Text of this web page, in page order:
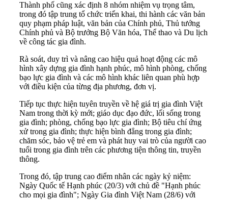
Thành phố cũng xác định 8 nhóm nhiệm vụ trọng tâm,
trong đó tập trung tổ chức triển khai, thi hành các văn bản
quy phạm pháp luật, văn bản của Chính phủ, Thủ tướng
Chính phủ và Bộ trưởng Bộ Văn hóa, Thể thao và Du lịch
về công tác gia đình.
Rà soát, duy trì và nâng cao hiệu quả hoạt động các mô
hình xây dựng gia đình hạnh phúc, mô hình phòng, chống
bạo lực gia đình và các mô hình khác liên quan phù hợp
với điều kiện của từng địa phương, đơn vị.
Tiếp tục thực hiện tuyên truyền về hệ giá trị gia đình Việt
Nam trong thời kỳ mới; giáo dục đạo đức, lối sống trong
gia đình; phòng, chống bạo lực gia đình; Bộ tiêu chí ứng
xử trong gia đình; thực hiện bình đẳng trong gia đình;
chăm sóc, bảo vệ trẻ em và phát huy vai trò của người cao
tuổi trong gia đình trên các phương tiện thông tin, truyền
thông.
Trong đó, tập trung cao điểm nhân các ngày kỷ niệm:
Ngày Quốc tế Hạnh phúc (20/3) với chủ đề "Hạnh phúc
cho mọi gia đình"; Ngày Gia đình Việt Nam (28/6) với